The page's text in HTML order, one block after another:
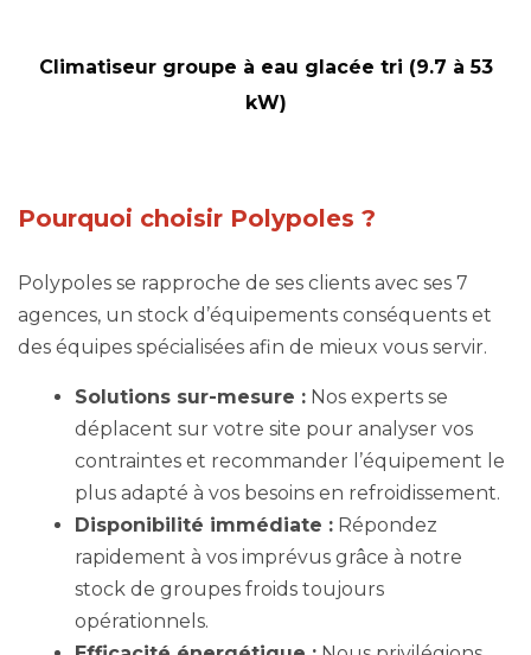
Climatiseur groupe à eau glacée tri (9.7 à 53
kW)
Pourquoi choisir Polypoles ?
Polypoles se rapproche de ses clients avec ses 7
agences, un stock d’équipements conséquents et
des équipes spécialisées afin de mieux vous servir.
Solutions sur-mesure : Nos experts se
déplacent sur votre site pour analyser vos
contraintes et recommander l’équipement le
plus adapté à vos besoins en refroidissement.
Disponibilité immédiate : Répondez
rapidement à vos imprévus grâce à notre
stock de groupes froids toujours
opérationnels.